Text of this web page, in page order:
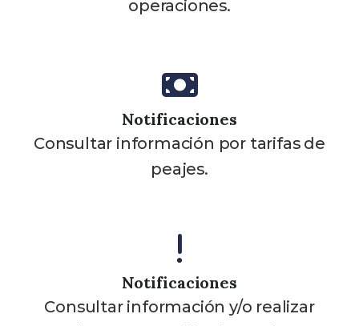
operaciones.
Notificaciones
Consultar información por tarifas de
peajes.
Notificaciones
Consultar información y/o realizar